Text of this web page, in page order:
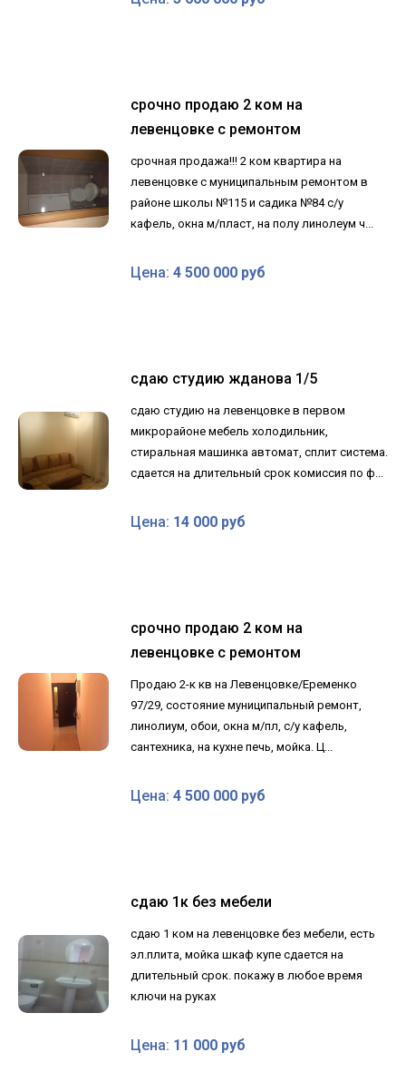
срочно продаю 2 ком на
левенцовке с ремонтом
срочная продажа!!! 2 ком квартира на
левенцовке с муниципальным ремонтом в
районе школы №115 и садика №84 с/у
кафель, окна м/пласт, на полу линолеум ч...
Цена: 4 500 000 руб
сдаю студию жданова 1/5
сдаю студию на левенцовке в первом
микрорайоне мебель холодильник,
стиральная машинка автомат, сплит система.
сдается на длительный срок комиссия по ф...
Цена: 14 000 руб
срочно продаю 2 ком на
левенцовке с ремонтом
Продаю 2-к кв на Левенцовке/Еременко
97/29, состояние муниципальный ремонт,
линолиум, обои, окна м/пл, с/у кафель,
сантехника, на кухне печь, мойка. Ц...
Цена: 4 500 000 руб
сдаю 1к без мебели
сдаю 1 ком на левенцовке без мебели, есть
эл.плита, мойка шкаф купе сдается на
длительный срок. покажу в любое время
ключи на руках
Цена: 11 000 руб